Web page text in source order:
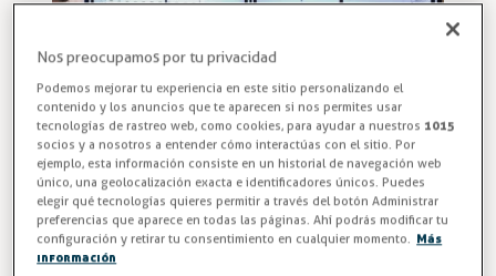
Puertas de Vidrio fabricadas a
Medida
Equipe su negocio con un toque de estilo y
Nos preocupamos por tu privacidad
Podemos mejorar tu experiencia en este sitio personalizando el
contenido y los anuncios que te aparecen si nos permites usar
tecnologías de rastreo web, como cookies, para ayudar a nuestros 1015
socios y a nosotros a entender cómo interactúas con el sitio. Por
ejemplo, esta información consiste en un historial de navegación web
único, una geolocalización exacta e identificadores únicos. Puedes
elegir qué tecnologías quieres permitir a través del botón Administrar
preferencias que aparece en todas las páginas. Ahí podrás modificar tu
configuración y retirar tu consentimiento en cualquier momento. Más
información